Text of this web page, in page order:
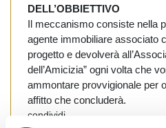
DELL’OBBIETTIVO
Il meccanismo consiste nella
agente immobiliare associato
progetto e devolverà
dell’Amicizia” ogni volta che
ammontare provvigionale per
affitto che concluderà.
condividi